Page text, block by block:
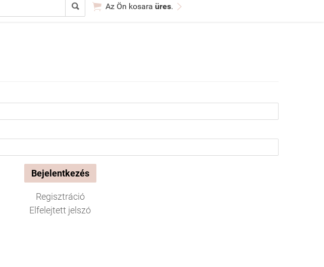
  Az Ön kosara üres. 
Regisztráció
Elfelejtett jelszó